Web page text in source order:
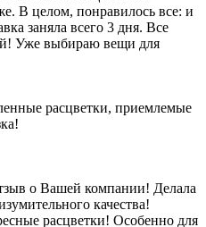
В целом, понравилось все: и
заняла всего 3 дня. Все
Уже выбираю вещи для
расцветки, приемлемые
о Вашей компании! Делала
качества!
расцветки! Особенно для